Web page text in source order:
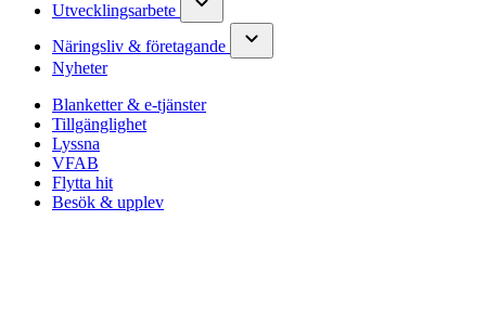
Utvecklingsarbete
Näringsliv & företagande
Nyheter
Blanketter & e-tjänster
Tillgänglighet
Lyssna
VFAB
Flytta hit
Besök & upplev